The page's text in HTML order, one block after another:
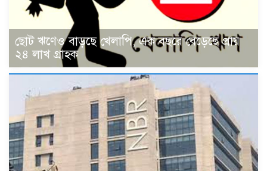
ছোট ঋণেও বাড়ছে খেলাপি, এক বছরে বেড়েছে প্রায়
২৪ লাখ গ্রাহক